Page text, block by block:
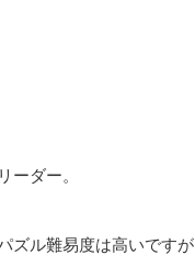
ーダー。
ズル難易度は高いです